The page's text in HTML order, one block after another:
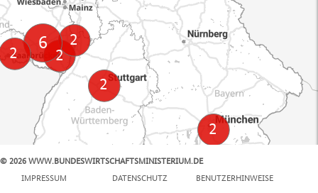
© 2026 WWW.BUNDESWIRTSCHAFTSMINISTERIUM.DE
IMPRESSUM
DATENSCHUTZ BENUTZERHINWEISE